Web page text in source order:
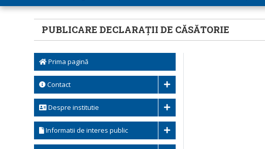
PUBLICARE DECLARAȚII DE CĂSĂTORIE
Prima pagină
Contact
Despre institutie
Informatii de interes public